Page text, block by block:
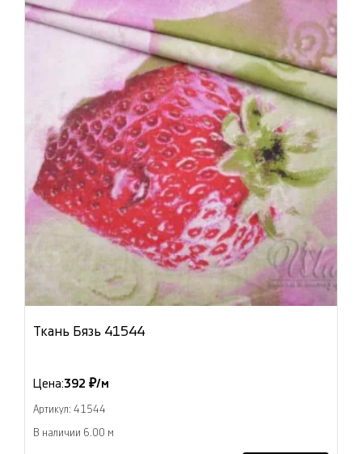
Ткань Бязь 41544
Цена:392 ₽/м
Артикул: 41544
В наличии 6.00 м